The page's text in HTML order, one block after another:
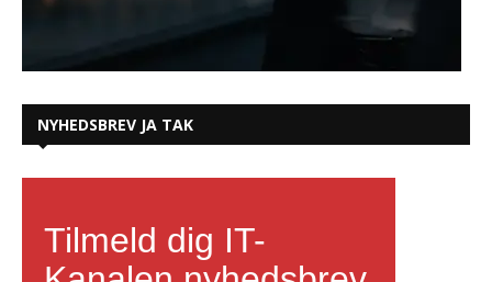
NYHEDSBREV JA TAK